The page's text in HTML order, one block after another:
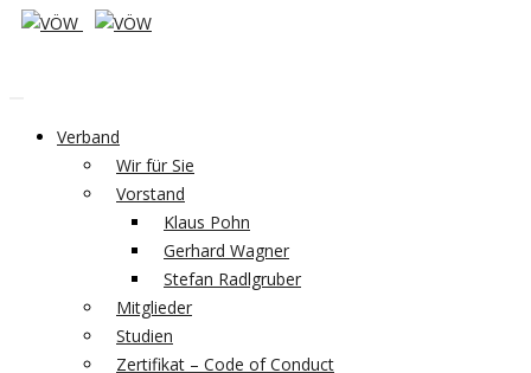
Verband
Wir für Sie
Vorstand
Klaus Pohn
Gerhard Wagner
Stefan Radlgruber
Mitglieder
Studien
Zertifikat – Code of Conduct